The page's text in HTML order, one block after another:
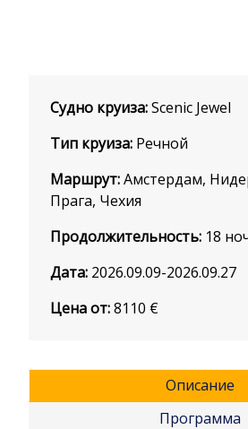
Судно круиза:Scenic Jewel
Тип круиза: Речной
Маршрут:Амстердам,
Прага, Чехия
Продолжительность: 18
Дата: 2026.09.09-2026.09.27
Цена от:8110 €
Описание
Программа